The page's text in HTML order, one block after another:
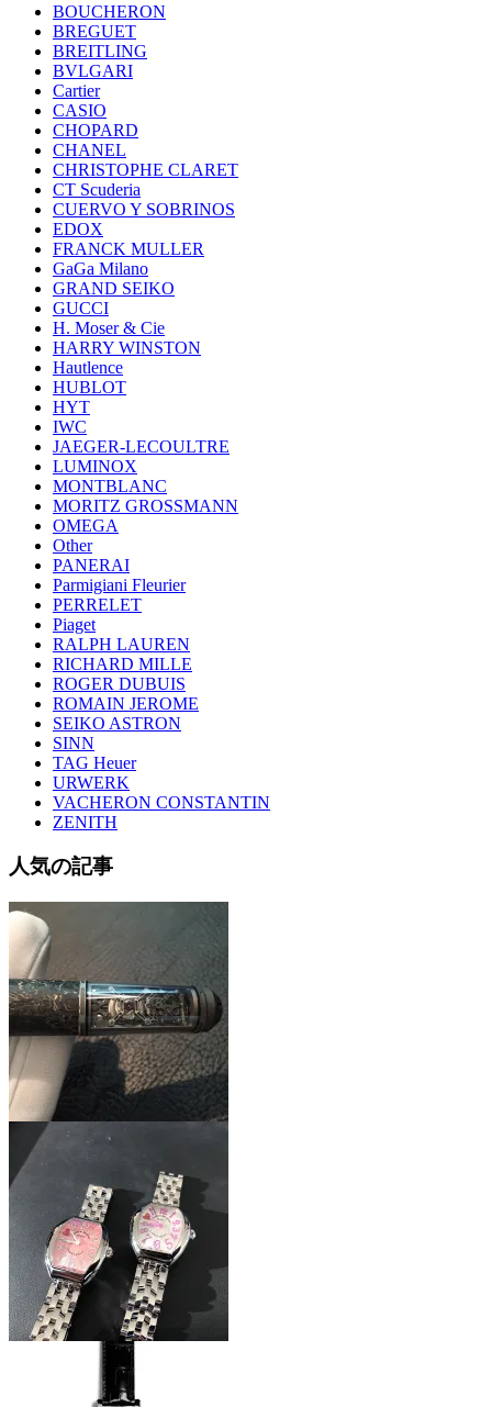
BOUCHERON
BREGUET
BREITLING
BVLGARI
Cartier
CASIO
CHOPARD
CHANEL
CHRISTOPHE CLARET
CT Scuderia
CUERVO Y SOBRINOS
EDOX
FRANCK MULLER
GaGa Milano
GRAND SEIKO
GUCCI
H. Moser & Cie
HARRY WINSTON
Hautlence
HUBLOT
HYT
IWC
JAEGER-LECOULTRE
LUMINOX
MONTBLANC
MORITZ GROSSMANN
OMEGA
Other
PANERAI
Parmigiani Fleurier
PERRELET
Piaget
RALPH LAUREN
RICHARD MILLE
ROGER DUBUIS
ROMAIN JEROME
SEIKO ASTRON
SINN
TAG Heuer
URWERK
VACHERON CONSTANTIN
ZENITH
人気の記事